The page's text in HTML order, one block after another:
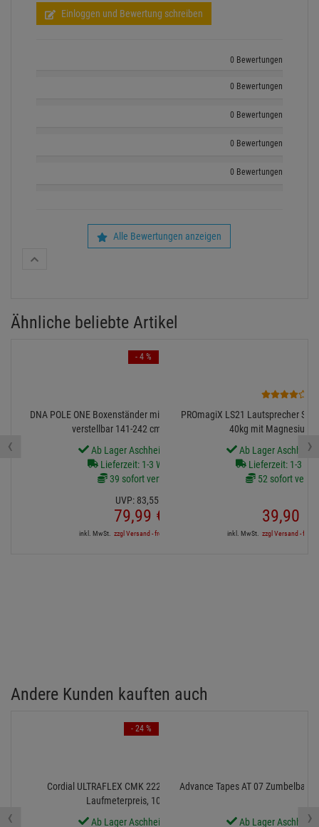
Einloggen und Bewertung schreiben
0 Bewertungen
0 Bewertungen
0 Bewertungen
0 Bewertungen
0 Bewertungen
Alle Bewertungen anzeigen
Ähnliche beliebte Artikel
DNA POLE ONE Boxenständer mit quadratischem Sockel
verstellbar 141-242 cm bis zu 50 kg
Ab Lager Aschheim lieferbar
Lieferzeit: 1-3 Werktage
39 sofort verfügbar
UVP: 83,55
79,99 €
inkl. MwSt. zzgl Versand - frei ab 90,-€ in DE
- 4 %
PROmagiX LS21 Lautsprecher
40kg mit
Ab Lager
Lieferzeit: 1-3
52 sofort
39,90
inkl. MwSt. zzgl Versand - frei
‹ ›
Andere Kunden kauften auch
Cordial ULTRAFLEX CMK 222 FLEX BLACK 100 -
Laufmeterpreis, 100m Rolle
Ab Lager Aschheim lieferbar
- 24 %
Advance Tapes AT 07
Ab Lager
‹ ›